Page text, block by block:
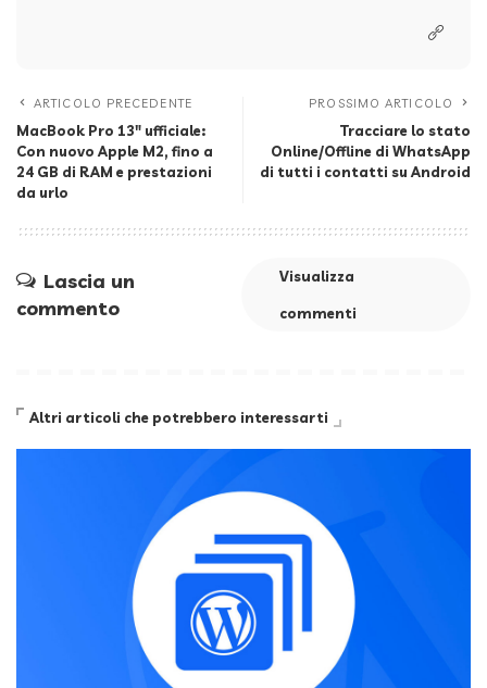
ARTICOLO PRECEDENTE
MacBook Pro 13″ ufficiale:
Con nuovo Apple M2, fino a
24 GB di RAM e prestazioni
da urlo
PROSSIMO ARTICOLO
Tracciare lo stato
Online/Offline di WhatsApp
di tutti i contatti su Android
Lascia un
commento
Visualizza
commenti
Altri articoli che potrebbero interessarti